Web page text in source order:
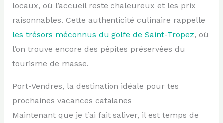
locaux, où l’accueil reste chaleureux et les prix
raisonnables. Cette authenticité culinaire rappelle
les trésors méconnus du golfe de Saint-Tropez, où
l’on trouve encore des pépites préservées du
tourisme de masse.
Port-Vendres, la destination idéale pour tes
prochaines vacances catalanes
Maintenant que je t’ai fait saliver, il est temps de